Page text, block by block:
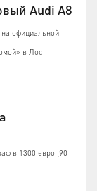
Audi A8
официальной
в Лос-
в 1300 евро (90